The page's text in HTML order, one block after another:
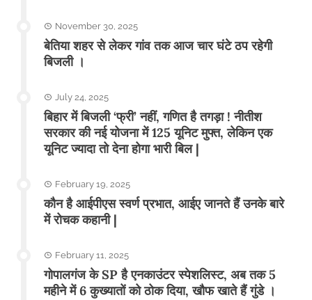
November 30, 2025
बेतिया शहर से लेकर गांव तक आज चार घंटे ठप रहेगी
बिजली ।
July 24, 2025
बिहार में बिजली ‘फ्री’ नहीं, गणित है तगड़ा ! नीतीश
सरकार की नई योजना में 125 यूनिट मुफ्त, लेकिन एक
यूनिट ज्यादा तो देना होगा भारी बिल |
February 19, 2025
कौन है आईपीएस स्वर्ण प्रभात, आईए जानते हैं उनके बारे
में रोचक कहानी |
February 11, 2025
गोपालगंज के SP है एनकाउंटर स्पेशलिस्ट, अब तक 5
महीने में 6 कुख्यातों को ठोक दिया, खौफ खाते हैं गुंडे ।